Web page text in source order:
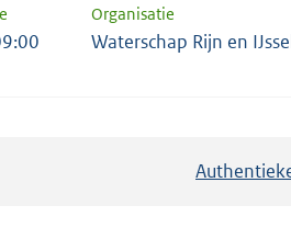
Organisatie
Waterschap Rijn en